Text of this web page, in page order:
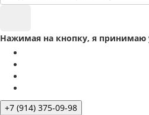
Нажимая на кнопку, я принимаю
+7 (914) 375-09-98